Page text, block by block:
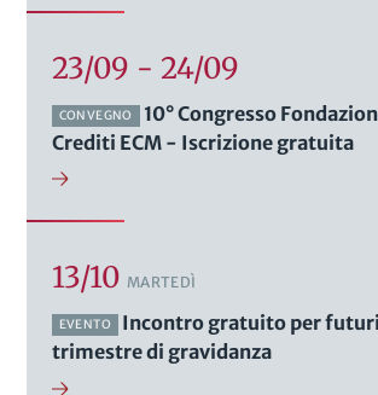
23/09 - 24/09
CONVEGNO
10° Congresso
Crediti ECM - Iscrizione gratuita
13/10 MARTEDÌ
EVENTO
Incontro gratuito per
trimestre di gravidanza